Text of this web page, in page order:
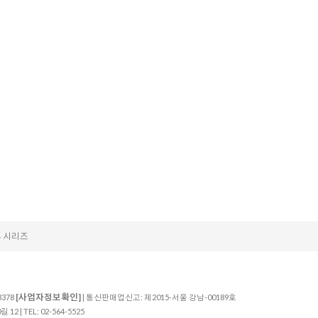
시리즈
[사업자정보확인] | 통신판매업신고: 제2015-서울 강남-00189호
12 | TEL: 02-564-5525